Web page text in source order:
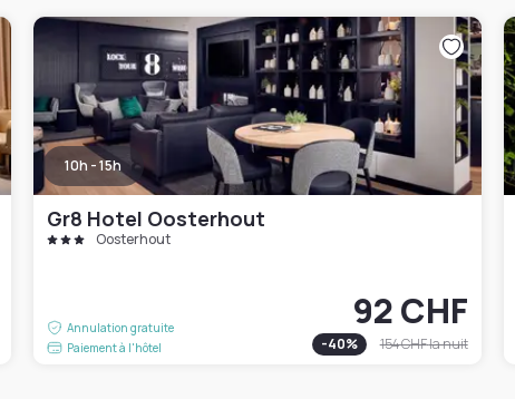
10h - 15h
Gr8 Hotel Oosterhout
Oosterhout
Annulation gratuite
Paiement à l'hôtel
92 CHF
-40% 154 CHFla nuit